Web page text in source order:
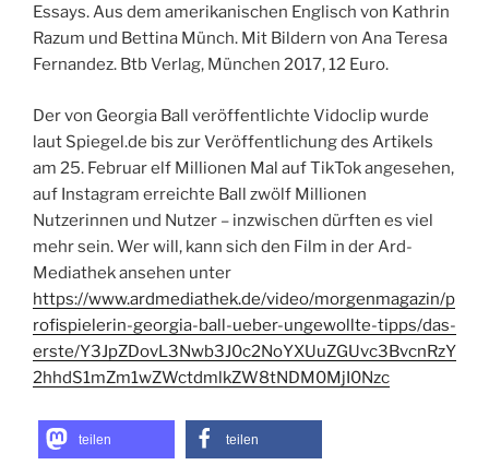
Essays. Aus dem amerikanischen Englisch von Kathrin
Razum und Bettina Münch. Mit Bildern von Ana Teresa
Fernandez. Btb Verlag, München 2017, 12 Euro.
Der von Georgia Ball veröffentlichte Vidoclip wurde
laut Spiegel.de bis zur Veröffentlichung des Artikels
am 25. Februar elf Millionen Mal auf TikTok angesehen,
auf Instagram erreichte Ball zwölf Millionen
Nutzerinnen und Nutzer – inzwischen dürften es viel
mehr sein. Wer will, kann sich den Film in der Ard-
Mediathek ansehen unter
https://www.ardmediathek.de/video/morgenmagazin/p
rofispielerin-georgia-ball-ueber-ungewollte-tipps/das-
erste/Y3JpZDovL3Nwb3J0c2NoYXUuZGUvc3BvcnRzY
2hhdS1mZm1wZWctdmlkZW8tNDM0MjI0Nzc
teilen teilen